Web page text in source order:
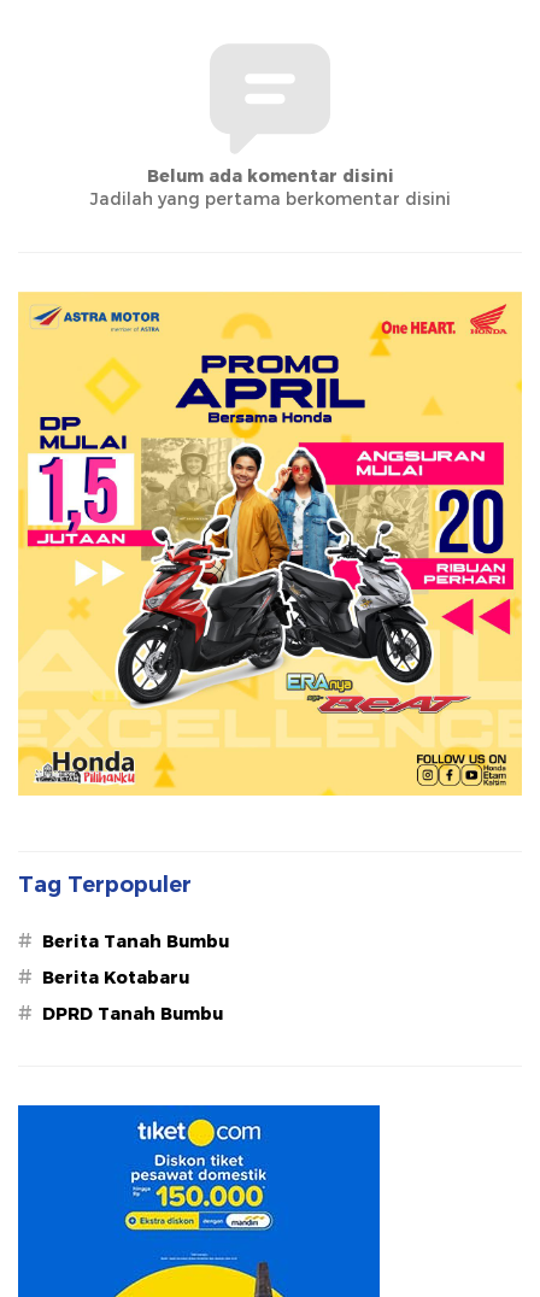
Belum ada komentar disini
Jadilah yang pertama berkomentar disini
Tag Terpopuler
# Berita Tanah Bumbu
# Berita Kotabaru
# DPRD Tanah Bumbu